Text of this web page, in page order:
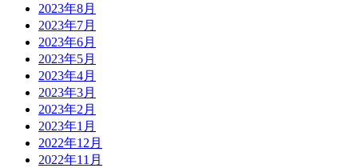
2023年8月
2023年7月
2023年6月
2023年5月
2023年4月
2023年3月
2023年2月
2023年1月
2022年12月
2022年11月